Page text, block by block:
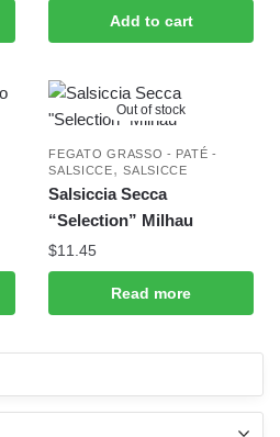
Add to cart
Out of stock
FEGATO GRASSO - PATÉ -
SALSICCE,SALSICCE
Salsiccia Secca
“Selection” Milhau
$11.45
Read more